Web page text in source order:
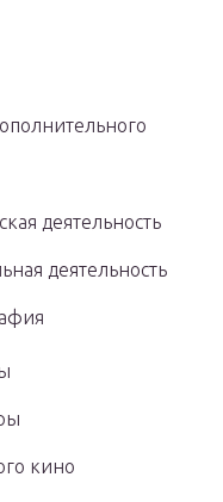
деятельность
деятельность
кино